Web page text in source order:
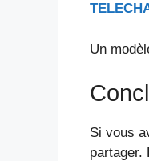
Un
Si vous
partager.